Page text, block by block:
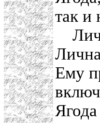
так и
Ему